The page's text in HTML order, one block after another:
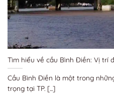
Tìm hiểu về cầu Bình Điền: Vị trí
Cầu Bình Điền là một trong
trọng tại TP. [...]